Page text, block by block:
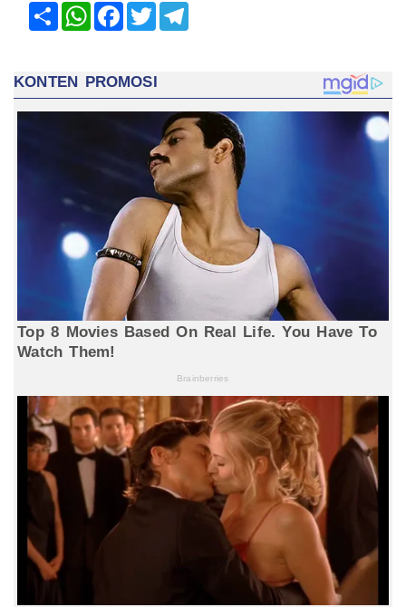
Share WhatsAppFacebook
Twitter